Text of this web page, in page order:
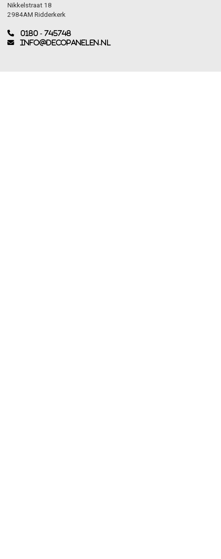
Nikkelstraat 18
2984AM Ridderkerk
0180 - 745748
info@decopanelen.nl